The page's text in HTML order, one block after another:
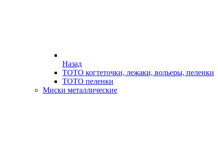
Назад
ТОТО когтеточки, лежаки, вольеры, пеленки
ТОТО пеленки
Миски металлические